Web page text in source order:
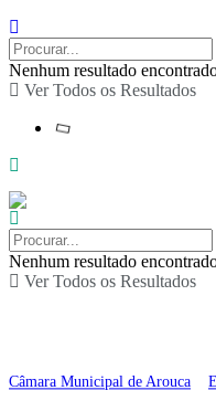
Nenhum resultado
Ver Todos os Resultados
Nenhum resultado
Ver Todos os Resultados
Câmara Municipal de Arouca